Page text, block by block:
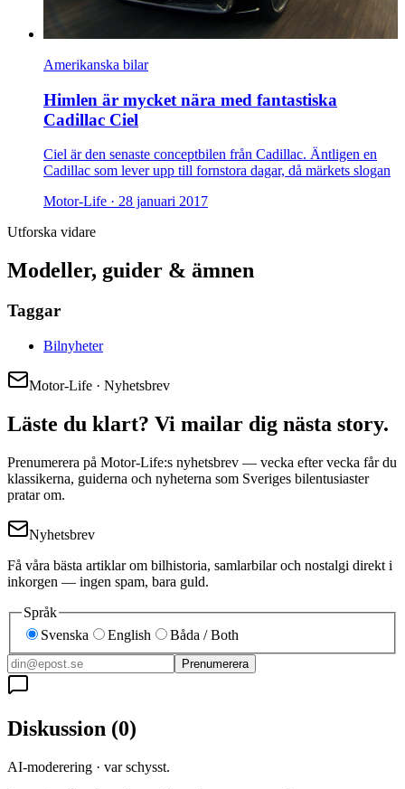
Amerikanska bilar
Himlen är mycket nära med fantastiska
Cadillac Ciel
Ciel är den senaste conceptbilen från Cadillac. Äntligen en
Cadillac som lever upp till fornstora dagar, då märkets slogan
Motor-Life · 28 januari 2017
Utforska vidare
Modeller, guider & ämnen
Taggar
Bilnyheter
Motor-Life · Nyhetsbrev
Läste du klart? Vi mailar dig nästa story.
Prenumerera på Motor-Life:s nyhetsbrev — vecka efter vecka får du
klassikerna, guiderna och nyheterna som Sveriges bilentusiaster
pratar om.
Nyhetsbrev
Få våra bästa artiklar om bilhistoria, samlarbilar och nostalgi direkt i
inkorgen — ingen spam, bara guld.
Språk
Svenska
English Båda / Both
Prenumerera
Diskussion (0)
AI-moderering · var schysst.